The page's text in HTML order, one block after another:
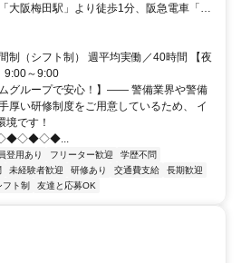
大阪梅田駅」より徒歩1分、阪急電車「大
メトロ四つ橋線「西梅田駅」より徒歩1
徒歩5分
制（シフト制） 週平均実働／40時間 【夜
9:00～9:00
グループで安心！】―― 警備業界や警備
厚い研修制度をご用意しているため、 イ
境です！
登用あり フリーター歓迎
学歴不問
未経験者歓迎 研修あり 交通費支給
長期歓迎
フト制 友達と応募OK